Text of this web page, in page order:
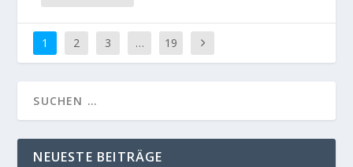
1 2 3 … 19
NEUESTE BEITRÄGE